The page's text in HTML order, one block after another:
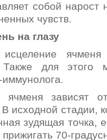
собой нарост
чувств.
на глазу
Также для этого
иммунолога.
ячменя зависят
исходной стадии,
зудящая точка,
прижигать 70-